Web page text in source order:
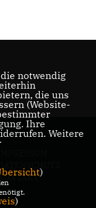
notwendig
die uns
(Website-
Ihre
Weitere
)
)